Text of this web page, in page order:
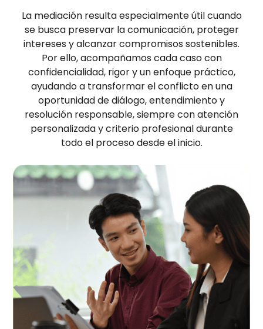
La mediación resulta especialmente útil cuando
se busca preservar la comunicación, proteger
intereses y alcanzar compromisos sostenibles.
Por ello, acompañamos cada caso con
confidencialidad, rigor y un enfoque práctico,
ayudando a transformar el conflicto en una
oportunidad de diálogo, entendimiento y
resolución responsable, siempre con atención
personalizada y criterio profesional durante
todo el proceso desde el inicio.